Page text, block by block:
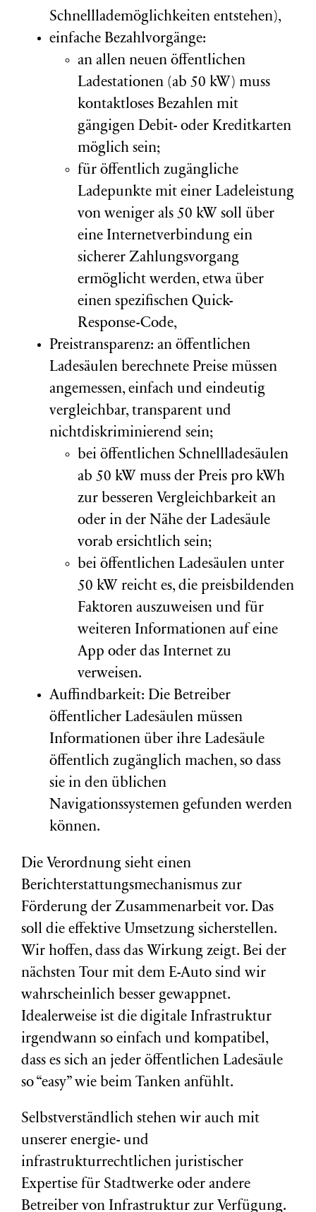
Schnelllademöglichkeiten entstehen),
einfache Bezahlvorgänge:
an allen neuen öffentlichen
Ladestationen (ab 50 kW) muss
kontaktloses Bezahlen mit
gängigen Debit- oder Kreditkarten
möglich sein;
für öffentlich zugängliche
Ladepunkte mit einer Ladeleistung
von weniger als 50 kW soll über
eine Internetverbindung ein
sicherer Zahlungsvorgang
ermöglicht werden, etwa über
einen spezifischen Quick-
Response-Code,
Preistransparenz: an öffentlichen
Ladesäulen berechnete Preise müssen
angemessen, einfach und eindeutig
vergleichbar, transparent und
nichtdiskriminierend sein;
bei öffentlichen Schnellladesäulen
ab 50 kW muss der Preis pro kWh
zur besseren Vergleichbarkeit an
oder in der Nähe der Ladesäule
vorab ersichtlich sein;
bei öffentlichen Ladesäulen unter
50 kW reicht es, die preisbildenden
Faktoren auszuweisen und für
weiteren Informationen auf eine
App oder das Internet zu
verweisen.
Auffindbarkeit: Die Betreiber
öffentlicher Ladesäulen müssen
Informationen über ihre Ladesäule
öffentlich zugänglich machen, so dass
sie in den üblichen
Navigationssystemen gefunden werden
können.
Die Verordnung sieht einen
Berichterstattungsmechanismus zur
Förderung der Zusammenarbeit vor. Das
soll die effektive Umsetzung sicherstellen.
Wir hoffen, dass das Wirkung zeigt. Bei der
nächsten Tour mit dem E-Auto sind wir
wahrscheinlich besser gewappnet.
Idealerweise ist die digitale Infrastruktur
irgendwann so einfach und kompatibel,
dass es sich an jeder öffentlichen Ladesäule
so “easy” wie beim Tanken anfühlt.
Selbstverständlich stehen wir auch mit
unserer energie- und
infrastrukturrechtlichen juristischer
Expertise für Stadtwerke oder andere
Betreiber von Infrastruktur zur Verfügung.